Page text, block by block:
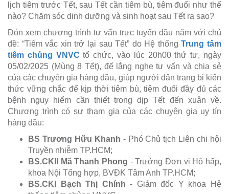
lịch tiêm trước Tết, sau Tết cần tiêm bù, tiêm đuổi như thế
nào? Chăm sóc dinh dưỡng và sinh hoạt sau Tết ra sao?
Đón xem chương trình tư vấn trực tuyến đầu năm với chủ
đề: “Tiêm vắc xin trở lại sau Tết” do Hệ thốngTrung tâm
tiêm chủng VNVC tổ chức, vào lúc 20h00 thứ tư, ngày
05/02/2025 (Mùng 8 Tết), để lắng nghe tư vấn và chia sẻ
của các chuyên gia hàng đầu, giúp người dân trang bị kiến
thức vững chắc để kịp thời tiêm bù, tiêm đuổi đầy đủ các
bệnh nguy hiểm cần thiết trong dịp Tết đến xuân về.
Chương trình có sự tham gia của các chuyên gia uy tín
hàng đầu:
BS Trương Hữu Khanh - Phó Chủ tịch Liên chi hội
Truyền nhiễm TP.HCM;
BS.CKII Mã Thanh Phong - Trưởng Đơn vị Hô hấp,
khoa Nội Tổng hợp, BVĐK Tâm Anh TP.HCM;
BS.CKI Bạch Thị Chính - Giám đốc Y khoa Hệ